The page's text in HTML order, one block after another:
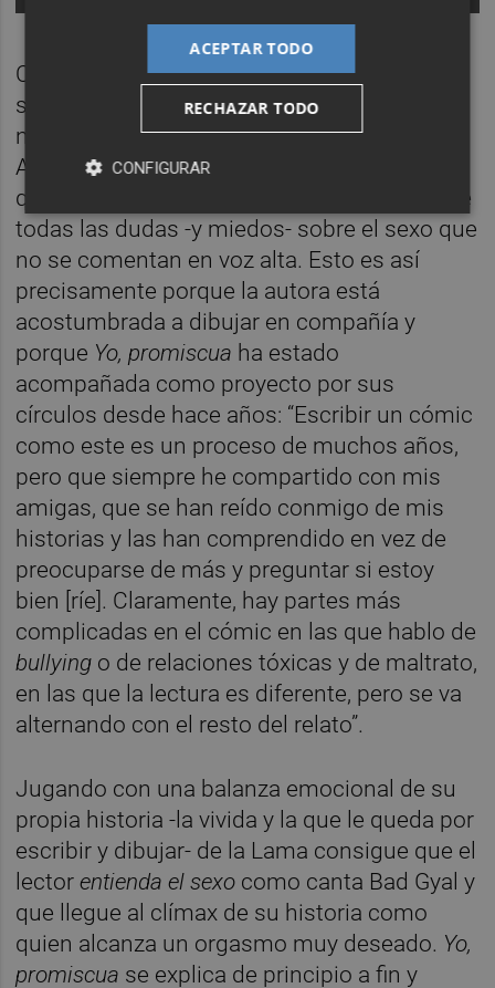
Con un trabajo que ha enseñado a su madre
sin ningún miedo –porque, como dice en la
novela, es una de sus grandes referentes-
Angie de la Lama se convierte en esa amiga
que todas querríamos tener para consultarle
todas las dudas -y miedos- sobre el sexo que
no se comentan en voz alta. Esto es así
precisamente porque la autora está
acostumbrada a dibujar en compañía y
porque Yo, promiscua ha estado
acompañada como proyecto por sus
círculos desde hace años: “Escribir un cómic
como este es un proceso de muchos años,
pero que siempre he compartido con mis
amigas, que se han reído conmigo de mis
historias y las han comprendido en vez de
preocuparse de más y preguntar si estoy
bien [ríe]. Claramente, hay partes más
complicadas en el cómic en las que hablo de
bullying o de relaciones tóxicas y de maltrato,
en las que la lectura es diferente, pero se va
alternando con el resto del relato”.
Jugando con una balanza emocional de su
propia historia -la vivida y la que le queda por
escribir y dibujar- de la Lama consigue que el
lectorentienda el sexo como canta Bad Gyal y
que llegue al clímax de su historia como
quien alcanza un orgasmo muy deseado. Yo,
promiscua se explica de principio a fin y
ACEPTAR TODO
RECHAZAR TODO
CONFIGURAR